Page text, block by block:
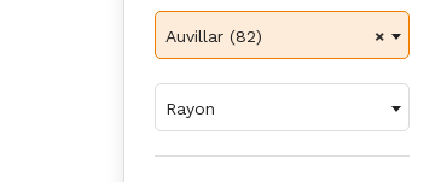
×
Auvillar (82)
Rayon